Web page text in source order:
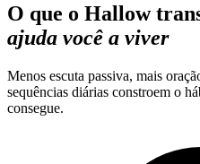
O que o Hallow
ajuda você a viver
Menos escuta passiva, mais
sequências diárias constroem o
consegue.